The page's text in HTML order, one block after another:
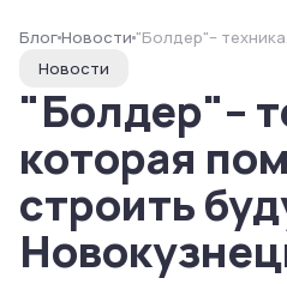
БлогНовости
Новости
"Болдер"–
которая
строить